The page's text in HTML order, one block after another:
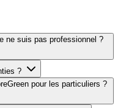
ne suis pas professionnel ?
?
pour les particuliers ?